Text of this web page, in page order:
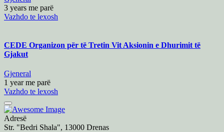
3 years me parë
Vazhdo te lexosh
CEDE Organizon për të Tretin Vit Aksionin e Dhurimit të
Gjakut
Gjeneral
1 year me parë
Vazhdo te lexosh
Adresë
Str. "Bedri Shala", 13000 Drenas